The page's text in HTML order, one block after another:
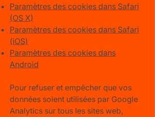
Paramètres des cookies dans Safari
(OS X)
Paramètres des cookies dans Safari
(iOS)
Paramètres des cookies dans
Android
Pour refuser et empêcher que vos
données soient utilisées par Google
Analytics sur tous les sites web,